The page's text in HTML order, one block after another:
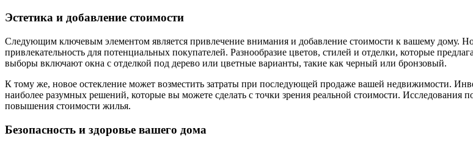
Эстетика и добавление стоимости
Следующим ключевым элементом является привлечение внимания и добавление стоимости к вашему дому.
привлекательность для потенциальных покупателей. Разнообразие цветов, стилей и отделки, которые
выборы включают окна с отделкой под дерево или цветные варианты, такие как черный или бронзовый.
К тому же, новое остекление может возместить затраты при последующей продаже вашей недвижимости.
наиболее разумных решений, которые вы можете сделать с точки зрения реальной стоимости. Исследования
повышения стоимости жилья.
Безопасность и здоровье вашего дома